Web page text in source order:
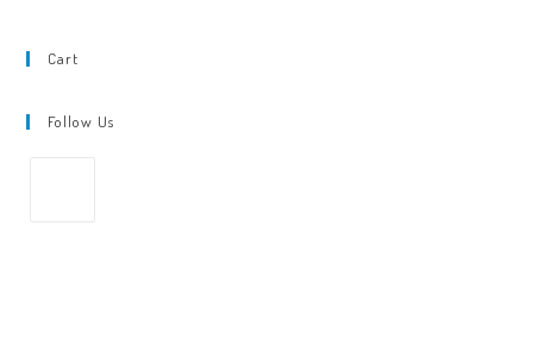
Cart
Follow Us